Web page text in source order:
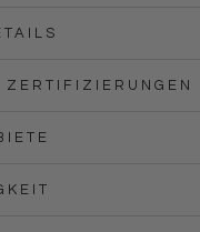
ZERTIFIZIERUNGEN